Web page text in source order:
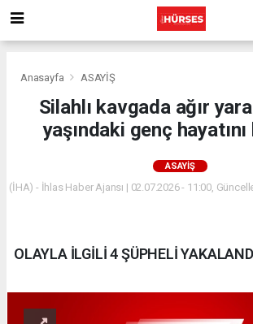
Anasayfa ASAYİŞ
Silahlı kavgada ağır
yaşındaki genç
ASAYİŞ
(İHA) - İhlas Haber Ajansı | 02.07.2026 - 11:00,
OLAYLA İLGİLİ 4 ŞÜPHELİ